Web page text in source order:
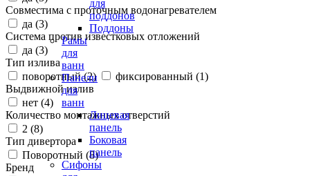
для
поддонов
Поддоны
Рамы
для
ванн
Панели
для
ванн
Лицевая
панель
Боковая
панель
Сифоны
Совместима с проточным водонагревателем
да (3)
Система против известковых отложений
да (3)
Тип излива
поворотный (2) фиксированный (1)
Выдвижной излив
нет (4)
Количество монтажных отверстий
2 (8)
Тип дивертора
Поворотный (8)
Бренд